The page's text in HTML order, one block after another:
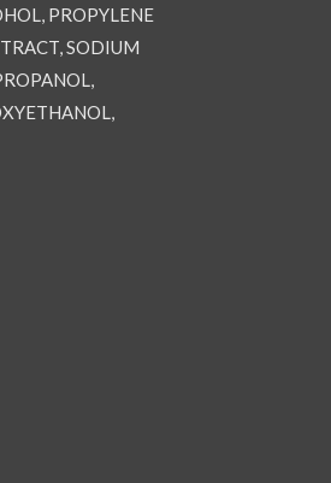
PROPYLENE
SODIUM